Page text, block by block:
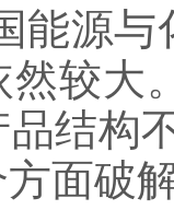
源与
然较大
结构
面破